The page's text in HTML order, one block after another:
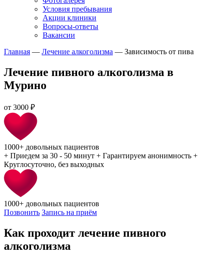
Условия пребывания
Акции клиники
Вопросы-ответы
Вакансии
Главная — Лечение алкоголизма — Зависимость от пива
Лечение пивного алкоголизма в
Мурино
от 3000 ₽
1000+ довольных пациентов
+ Приедем за 30 - 50 минут + Гарантируем анонимность +
Круглосуточно, без выходных
1000+ довольных пациентов
Позвонить Запись на приём
Как проходит лечение пивного
алкоголизма